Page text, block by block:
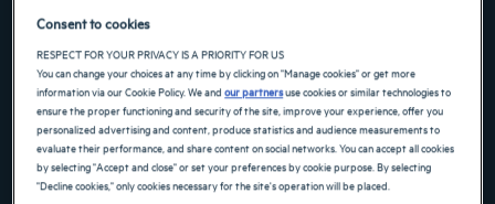
寻找酒店
添加特惠代码
Consent to cookies
RESPECT FOR YOUR PRIVACY IS A PRIORITY FOR US
You can change your choices at any time by clicking on "Manage cookies" or get more
information via our Cookie Policy. We andour partnersuse cookies or similar technologies to
ensure the proper functioning and security of the site, improve your experience, offer you
personalized advertising and content, produce statistics and audience measurements to
evaluate their performance, and share content on social networks. You can accept all cookies
by selecting "Accept and close" or set your preferences by cookie purpose. By selecting
"Decline cookies," only cookies necessary for the site's operation will be placed.